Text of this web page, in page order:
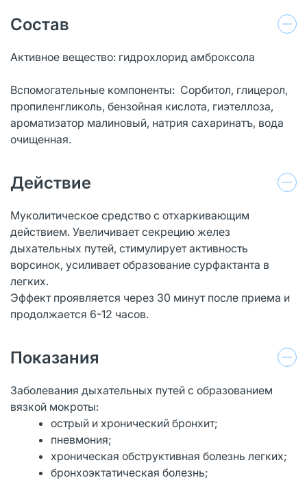
Состав
Активное вещество: гидрохлорид амброксола
Вспомогательные компоненты: Сорбитол, глицерол,
пропиленгликоль, бензойная кислота, гиэтеллоза,
ароматизатор малиновый, натрия сахаринатъ, вода
очищенная.
Действие
Муколитическое средство с отхаркивающим
действием. Увеличивает секрецию желез
дыхательных путей, стимулирует активность
ворсинок, усиливает образование сурфактанта в
легких.
Эффект проявляется через 30 минут после приема и
продолжается 6-12 часов.
Показания
Заболевания дыхательных путей с образованием
вязкой мокроты:
острый и хронический бронхит;
пневмония;
хроническая обструктивная болезнь легких;
бронхоэктатическая болезнь;